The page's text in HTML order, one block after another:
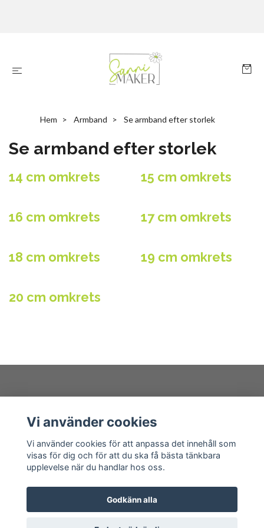
Hem Armband Se armband efter storlek
Se armband efter storlek
14 cm omkrets 15 cm omkrets
16 cm omkrets 17 cm omkrets
18 cm omkrets 19 cm omkrets
20 cm omkrets
Läs mer
© 2026 sannimaker
Vi använder cookies
Vi använder cookies för att anpassa det innehåll som
visas för dig och för att du ska få bästa tänkbara
upplevelse när du handlar hos oss.
Godkänn alla